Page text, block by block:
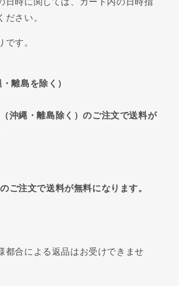
さい。
す。
離島を除く）
沖縄・離島除く）のご注文で送料が
ご注文で送料が無料になります。
都合による返品はお受けできませ